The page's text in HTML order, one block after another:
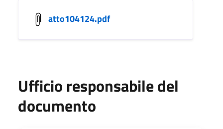
atto104124.pdf
Ufficio responsabile del
documento